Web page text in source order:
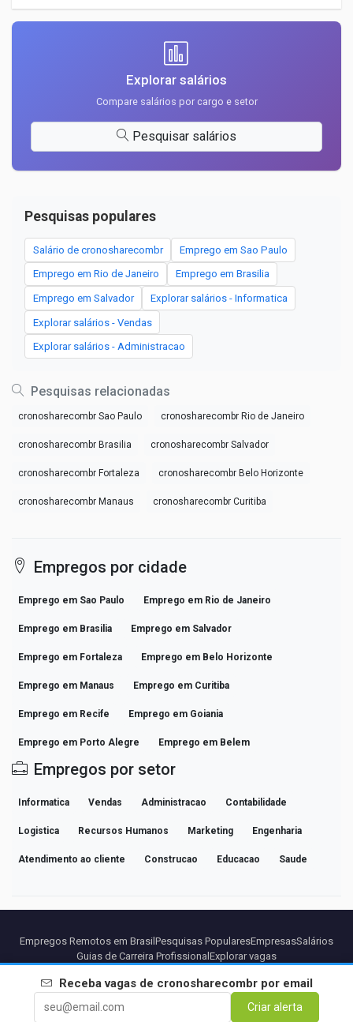
Explorar salários
Compare salários por cargo e setor
Pesquisar salários
Pesquisas populares
Salário de cronosharecombr Emprego em Sao Paulo
Emprego em Rio de Janeiro Emprego em Brasilia
Emprego em Salvador Explorar salários - Informatica
Explorar salários - Vendas
Explorar salários - Administracao
Pesquisas relacionadas
cronosharecombr Sao Paulo cronosharecombr Rio de Janeiro
cronosharecombr Brasilia cronosharecombr Salvador
cronosharecombr Fortaleza cronosharecombr Belo Horizonte
cronosharecombr Manaus cronosharecombr Curitiba
Empregos por cidade
Emprego em Sao Paulo Emprego em Rio de Janeiro
Emprego em Brasilia Emprego em Salvador
Emprego em Fortaleza Emprego em Belo Horizonte
Emprego em Manaus Emprego em Curitiba
Emprego em Recife Emprego em Goiania
Emprego em Porto Alegre Emprego em Belem
Empregos por setor
Informatica Vendas Administracao Contabilidade
Logistica Recursos Humanos Marketing Engenharia
Atendimento ao cliente Construcao Educacao Saude
Receba vagas de cronosharecombrpor email
Criar alerta
Empregos Remotos em Brasil Pesquisas PopularesEmpresasSalários
Guias de Carreira Profissional Explorar vagas
ParceirosAviso legalPrivacidadeTermosTermos Premium
Cancelar Premium
Contato